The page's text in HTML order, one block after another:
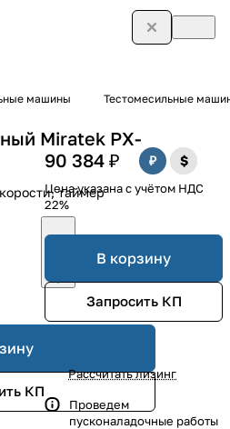
машины Тестомесильные
Miratek PX-
таймер
КП
90 384 ₽
Цена указана с учётом НДС
22%
В корзину
Запросить КП
Рассчитать лизинг
Проведем
пусконаладочные работы